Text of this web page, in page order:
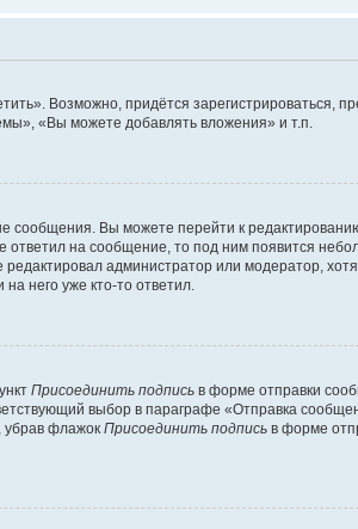
Возможно, придётся зарегистрироваться,
«Вы можете добавлять вложения» и т.п.
сообщения. Вы можете перейти к
ответил на сообщение, то под ним появится
администратор или модератор,
него уже кто-то ответил.
Присоединить подпись в форме отправки
выбор в параграфе «Отправка
убрав флажок Присоединить подпись в форме